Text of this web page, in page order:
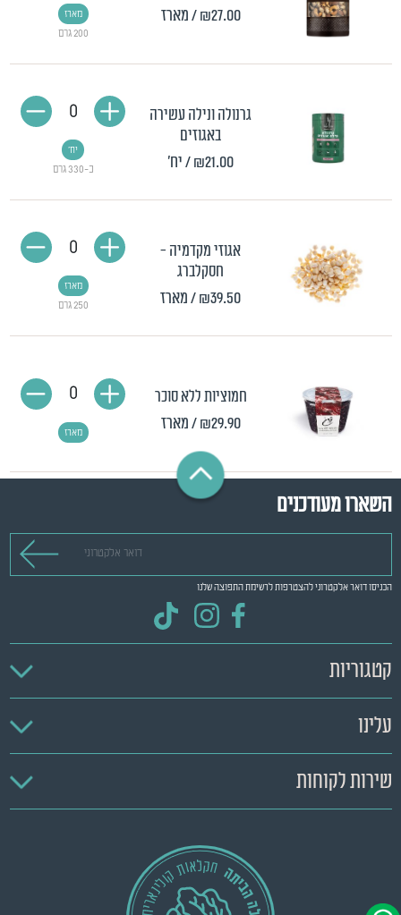
₪27.00 / מארז
200 גרם
מארז
גרנולה ונילה עשירה
באגוזים
₪21.00/ יח' כ-330 גרם
יח'
0
אגוזי מקדמיה -
חסקלברג
₪39.50/ מארז 250 גרם
מארז
0
חמוציות ללא סוכר
₪29.90 / מארז מארז
0
השארו מעודכנים
הכניסו דואר אלקטרוני להצטרפות לרשימת התפוצה שלנו
קטגוריות
עלינו
שירות לקוחות